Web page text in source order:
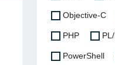
Objective-C
PHP PL/I
PowerShell